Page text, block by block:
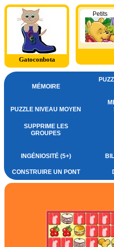
Gatoconbota
Petits
MÉMOIRE
PUZZLE NIVEAU MOYEN
SUPPRIME LES
GROUPES
INGÉNIOSITÉ (5+)
CONSTRUIRE UN PONT